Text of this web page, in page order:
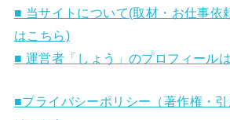
■ 当サイトについて(取材・お仕事依
はこちら)
■ 運営者「しょう」のプロフィール
■プライバシーポリシー（著作権・引